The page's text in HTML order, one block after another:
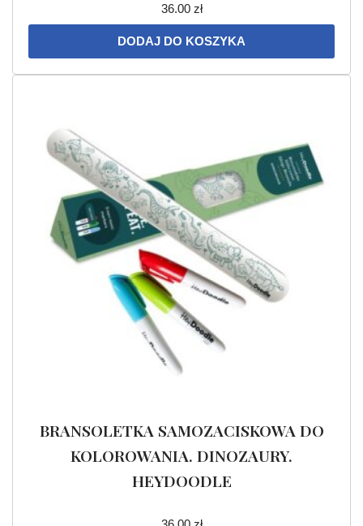
36.00 zł
DODAJ DO KOSZYKA
BRANSOLETKA SAMOZACISKOWA DO
KOLOROWANIA. DINOZAURY.
HEYDOODLE